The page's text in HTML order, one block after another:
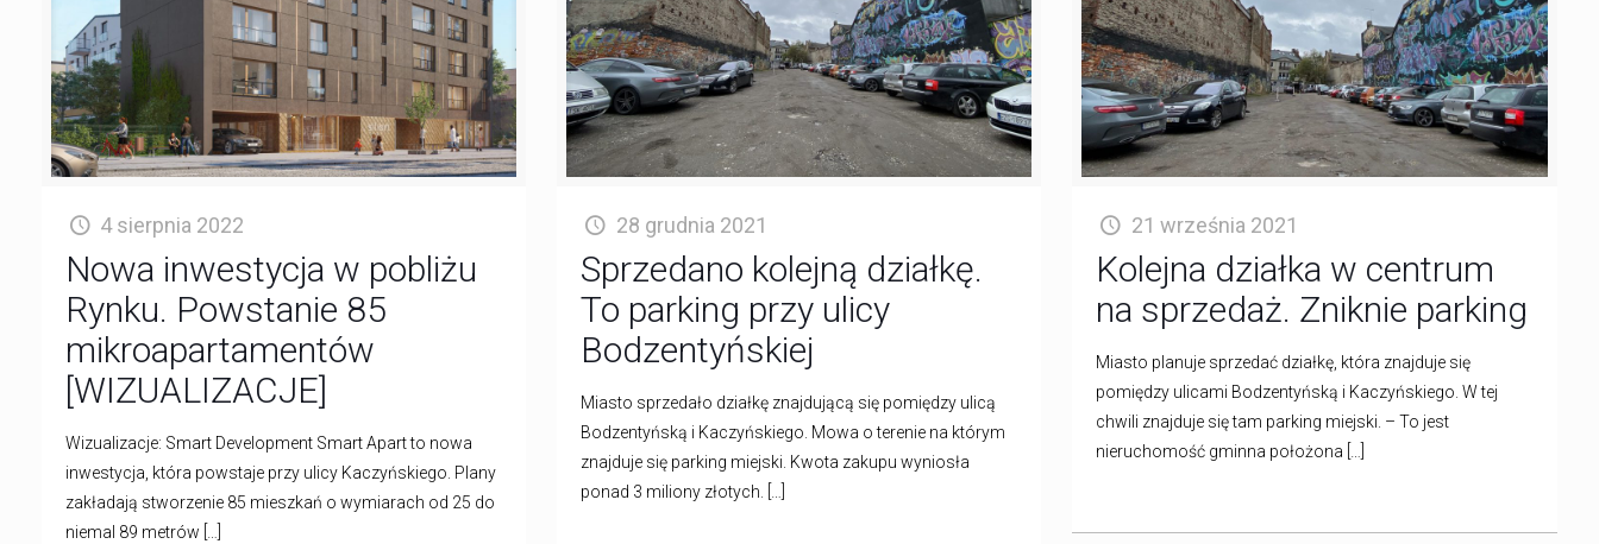
4 sierpnia 2022
Nowa inwestycja w pobliżu
Rynku. Powstanie 85
mikroapartamentów
[WIZUALIZACJE]
Wizualizacje: Smart Development Smart Apart to nowa
inwestycja, która powstaje przy ulicy Kaczyńskiego. Plany
zakładają stworzenie 85 mieszkań o wymiarach od 25 do
niemal 89 metrów […]
28 grudnia 2021
Sprzedano kolejną działkę.
To parking przy ulicy
Bodzentyńskiej
Miasto sprzedało działkę znajdującą się pomiędzy ulicą
Bodzentyńską i Kaczyńskiego. Mowa o terenie na którym
znajduje się parking miejski. Kwota zakupu wyniosła
ponad 3 miliony złotych. […]
21 września 2021
Kolejna działka w centrum
na sprzedaż. Zniknie parking
Miasto planuje sprzedać działkę, która znajduje się
pomiędzy ulicami Bodzentyńską i Kaczyńskiego. W tej
chwili znajduje się tam parking miejski. – To jest
nieruchomość gminna położona […]